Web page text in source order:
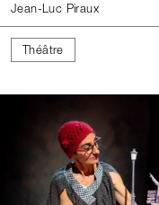
Jean-Luc Piraux
Théâtre